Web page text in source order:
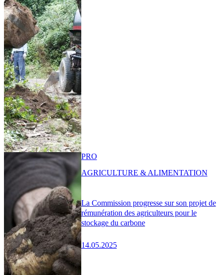
La Commission progresse sur son projet de
rémunération des agriculteurs pour le
stockage du carbone
14.05.2025
PRO
AGRICULTURE & ALIMENTATION